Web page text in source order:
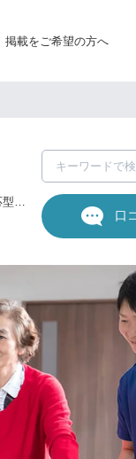
掲載をご希望の方へ
・パーキンソン病専門ホーム（PDハウス）の運営 ・医療特化型住宅の運営 ・認知症対応型共同生活介護（グループホーム）の運営 ・通所介護（デイサービス）の運営 ・居宅介護支援 ・福祉用具事業 ・加圧トレーニング事業
口